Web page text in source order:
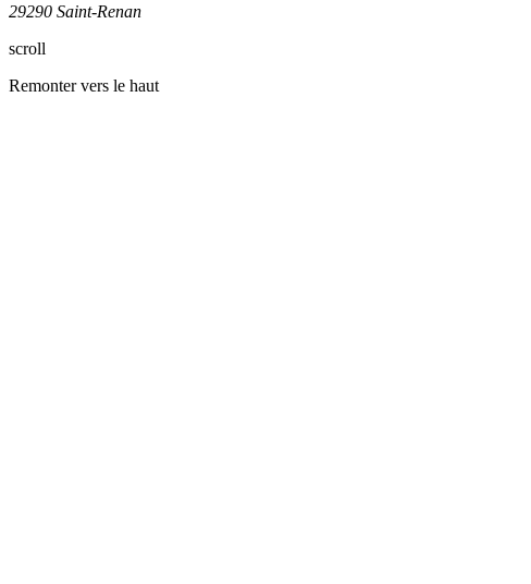
29290 Saint-Renan
−
scroll
Remonter vers le haut